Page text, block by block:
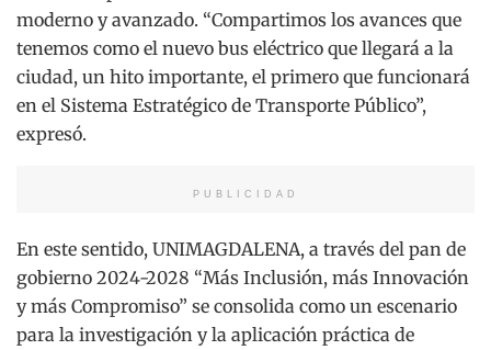
moderno y avanzado. “Compartimos los avances que
tenemos como el nuevo bus eléctrico que llegará a la
ciudad, un hito importante, el primero que funcionará
en el Sistema Estratégico de Transporte Público”,
expresó.
PUBLICIDAD
En este sentido, UNIMAGDALENA, a través del pan de
gobierno 2024-2028 “Más Inclusión, más Innovación
y más Compromiso” se consolida como un escenario
para la investigación y la aplicación práctica de